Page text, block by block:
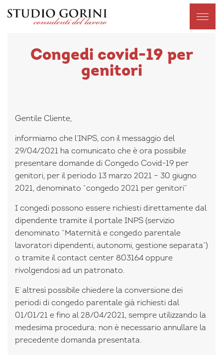
Congedi covid-19 per
genitori
Gentile Cliente,
informiamo che l’INPS, con il messaggio del
29/04/2021 ha comunicato che è ora possibile
presentare domande di Congedo Covid-19 per
genitori, per il periodo 13 marzo 2021 – 30 giugno
2021, denominato “congedo 2021 per genitori”
I congedi possono essere richiesti direttamente dal
dipendente tramite il portale INPS (servizio
denominato “Maternità e congedo parentale
lavoratori dipendenti, autonomi, gestione separata”)
o tramite il contact center 803164 oppure
rivolgendosi ad un patronato.
E’ altresì possibile chiedere la conversione dei
periodi di congedo parentale già richiesti dal
01/01/21 e fino al 28/04/2021, sempre utilizzando la
medesima procedura; non è necessario annullare la
precedente domanda presentata.